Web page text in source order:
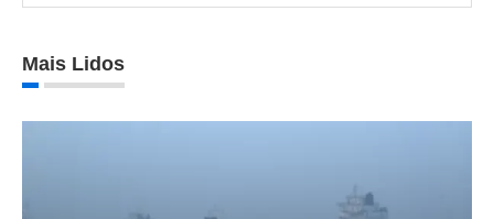
Mais Lidos